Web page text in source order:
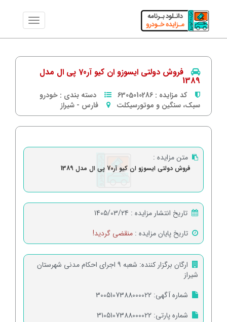
فروش دولتی ایسوزو ان کیو آر70 پی ال مدل
1389
کد مزایده : 6305010286 دسته بندی : خودرو
سبک، سنگین و موتورسیکلت
فارس - شیراز
متن مزایده :
فروش دولتی ایسوزو ان کیو آر70 پی ال مدل 1389
تاریخ انتشار مزایده : 1405/03/24
تاریخ پایان مزایده : منقضی گردید!
ارگان برگزار کننده:
شعبه 9 اجرای احکام مدنی شهرستان
شیراز
شماره آگهی: 3005107388000022
شماره پارتی: 3105107388000022